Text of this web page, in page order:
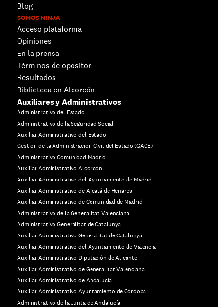
Blog
SOMOS NINJA
Acceso plataforma
Opiniones
En la prensa
Términos de opositor
Resultados
Biblioteca en Alcorcón
Auxiliares y Administrativos
Administrativo del Estado
Administrativo de la Seguridad Social
Auxiliar Administrativo del Estado
Gestión de la Administración Civil del Estado (GACE)
Administrativo Comunidad Madrid
Auxiliar Administrativo Alcorcón
Auxiliar Administrativo del Ayuntamiento de Madrid
Auxiliar Administrativo de Alcalá de Henares
Auxiliar Administrativo de Comunidad de Madrid
Administrativo de la Generalitat Valenciana
Administrativo Generalitat de Catalunya
Auxiliar Administrativo Generalitat de Catalunya
Auxiliar Administrativo del Ayuntamiento de Valencia
Auxiliar Administrativo Diputación de Alicante
Auxiliar Administrativo de Generalitat Valenciana
Auxiliar Administrativo de Andalucía
Auxiliar Administrativo Ayuntamiento de Córdoba
Administrativo de la Junta de Andalucía